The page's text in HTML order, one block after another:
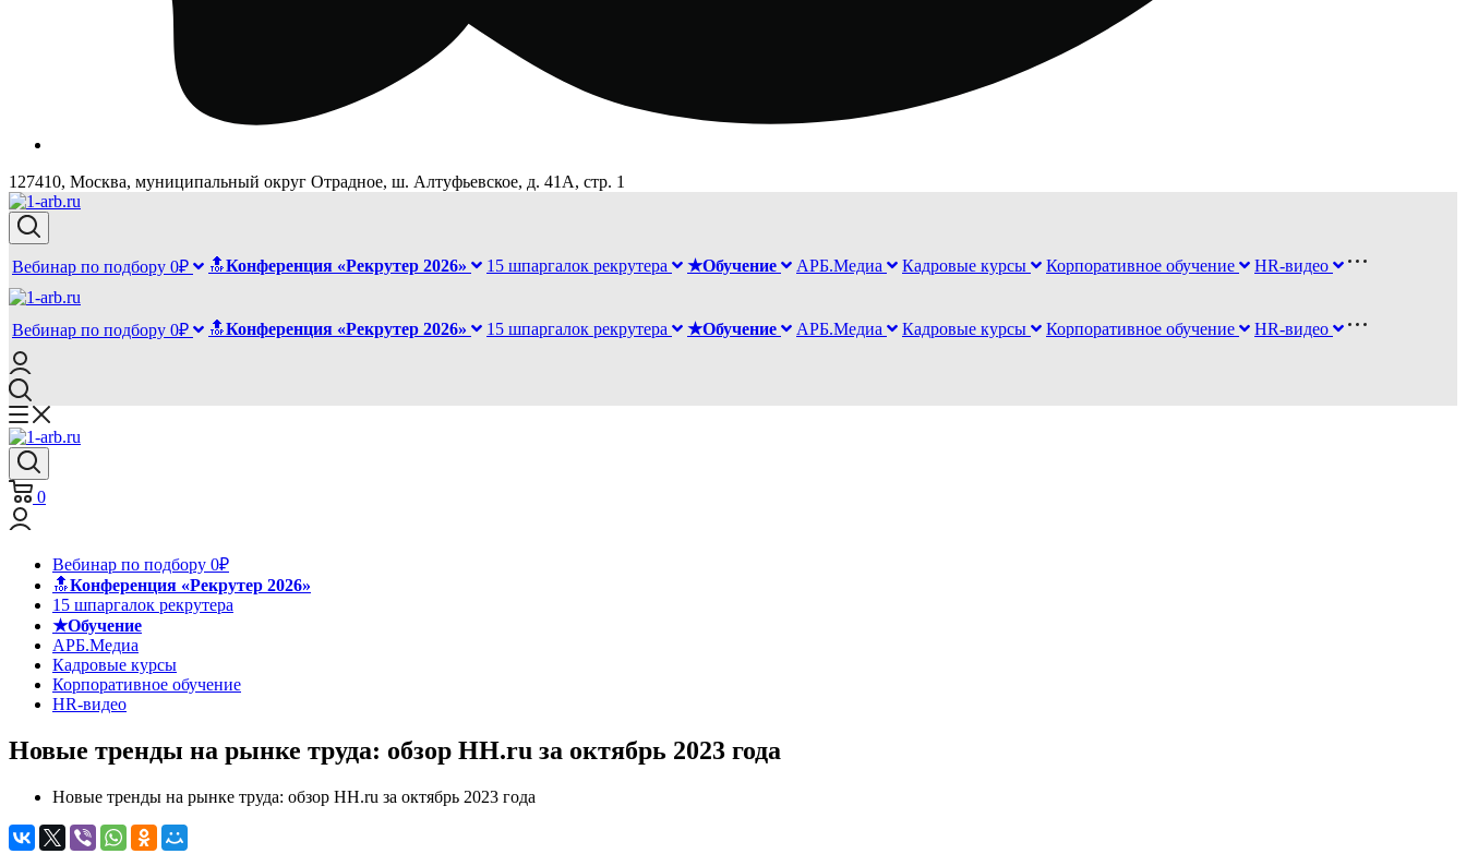
127410, Москва, муниципальный округ Отрадное, ш. Алтуфьевское, д. 41А, стр. 1
Вебинар по подбору 0₽ 🔝Конференция «Рекрутер 2026» 15 шпаргалок рекрутера ★Обучение АРБ.Медиа Кадровые курсы Корпоративное обучение HR-видео
Вебинар по подбору 0₽ 🔝Конференция «Рекрутер 2026» 15 шпаргалок рекрутера ★Обучение АРБ.Медиа Кадровые курсы Корпоративное обучение HR-видео
0
Вебинар по подбору 0₽
🔝Конференция «Рекрутер 2026»
15 шпаргалок рекрутера
★Обучение
АРБ.Медиа
Кадровые курсы
Корпоративное обучение
HR-видео
Новые тренды на рынке труда: обзор HH.ru за октябрь 2023 года
Новые тренды на рынке труда: обзор HH.ru за октябрь 2023 года